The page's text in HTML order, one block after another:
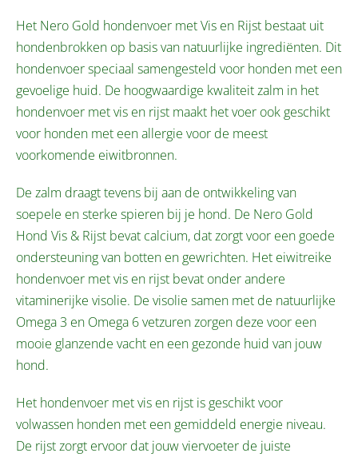
Het Nero Gold hondenvoer met Vis en Rijst bestaat uit
hondenbrokken op basis van natuurlijke ingrediënten. Dit
hondenvoer speciaal samengesteld voor honden met een
gevoelige huid. De hoogwaardige kwaliteit zalm in het
hondenvoer met vis en rijst maakt het voer ook geschikt
voor honden met een allergie voor de meest
voorkomende eiwitbronnen.
De zalm draagt tevens bij aan de ontwikkeling van
soepele en sterke spieren bij je hond. De Nero Gold
Hond Vis & Rijst bevat calcium, dat zorgt voor een goede
ondersteuning van botten en gewrichten. Het eiwitreike
hondenvoer met vis en rijst bevat onder andere
vitaminerijke visolie. De visolie samen met de natuurlijke
Omega 3 en Omega 6 vetzuren zorgen deze voor een
mooie glanzende vacht en een gezonde huid van jouw
hond.
Het hondenvoer met vis en rijst is geschikt voor
volwassen honden met een gemiddeld energie niveau.
De rijst zorgt ervoor dat jouw viervoeter de juiste